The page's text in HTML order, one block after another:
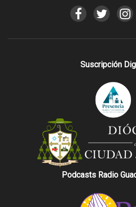
Suscripción
Podcasts Radio